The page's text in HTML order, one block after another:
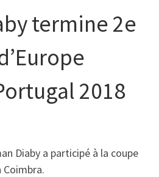
termine 2e
2018
Diaby a participé à la coupe
Coimbra.